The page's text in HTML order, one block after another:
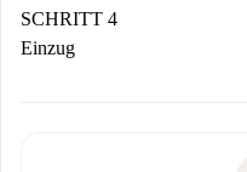
stellen den Kontakt her.
Wenn der Vermieter
SCHRITT 4
Einzug